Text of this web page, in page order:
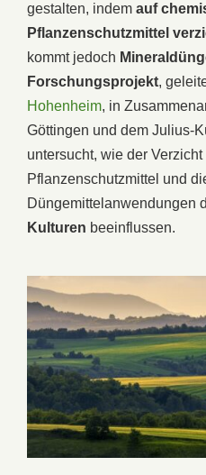
gestalten, indem auf
Pflanzenschutzmittel
kommt jedoch
Forschungsprojekt,
Hohenheim, in
Göttingen und dem Julius-
untersucht, wie der
Pflanzenschutzmittel und
Düngemittelanwendungen
Kulturen beeinflussen.